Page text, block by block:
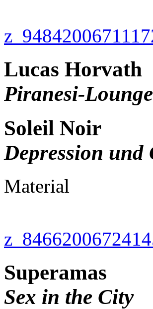
Lucas Horvath
Piranesi-
Soleil Noir
Depression und
Material
Superamas
Sex in the City